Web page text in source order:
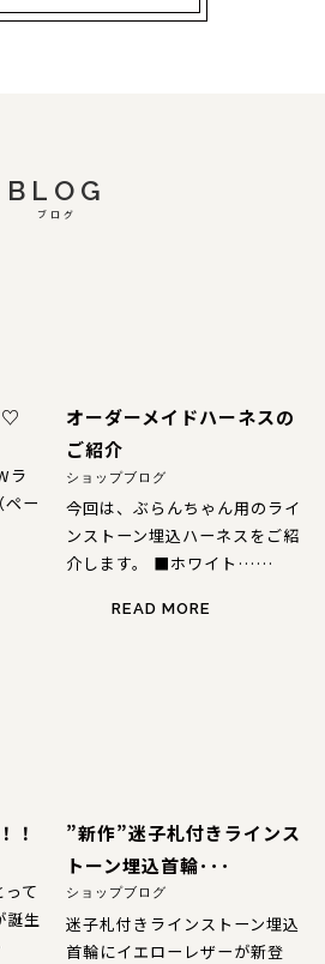
BLOG
ブログ
♡
ラ
ペー
オーダーメイドハーネスの
ご紹介
ショップブログ
今回は、ぶらんちゃん用のライ
ンストーン埋込ハーネスをご紹
介します。 ■ホワイト……
READ MORE
！
て
誕生
”新作”迷子札付きラインス
トーン埋込首輪･･･
ショップブログ
迷子札付きラインストーン埋込
首輪にイエローレザーが新登